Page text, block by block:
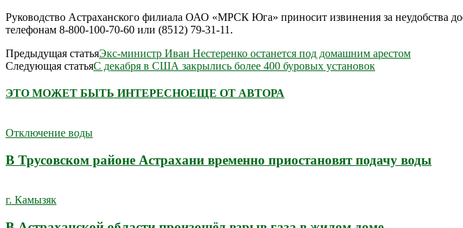
Руководство Астраханского филиала ОАО «МРСК Юга» приносит извинения за неудобства
телефонам 8-800-100-70-60 или (8512) 79-31-11.
Предыдущая статьяЭкс-министр Иван Нестеренко останется под домашним арестом
Следующая статьяС декабря в США закрылись более 400 буровых установок
ЭТО МОЖЕТ БЫТЬ ИНТЕРЕСНОЕЩЕ ОТ АВТОРА
Отключение воды
В Трусовском районе Астрахани временно приостановят подачу воды
г. Камызяк